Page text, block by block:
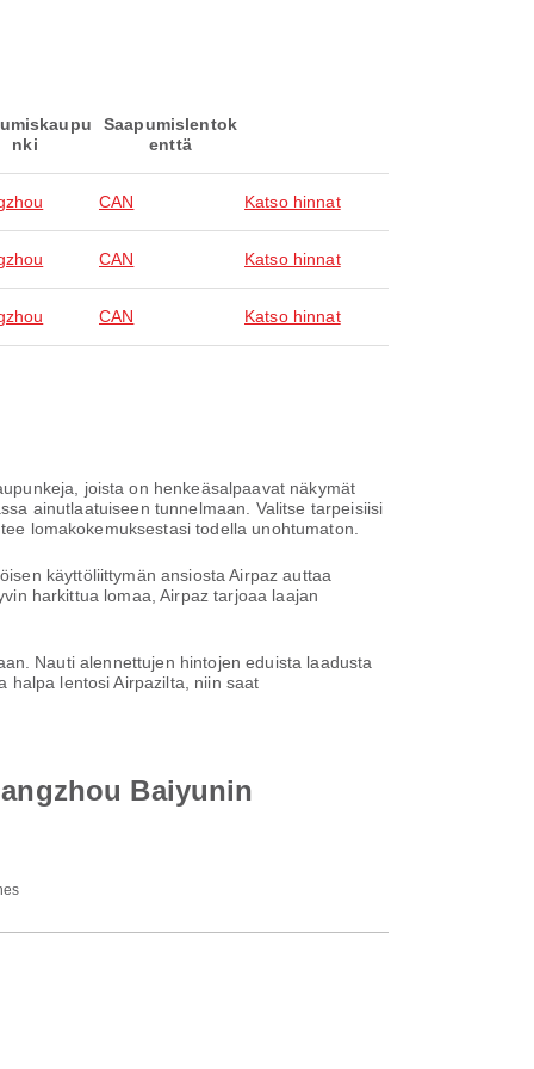
nki
Saapumislentok
enttä
CAN Katso hinnat
CAN Katso hinnat
CAN Katso hinnat
joista on henkeäsalpaavat näkymät
ainutlaatuiseen tunnelmaan. Valitse tarpeisiisi
lomakokemuksestasi todella unohtumaton.
käyttöliittymän ansiosta Airpaz auttaa
harkittua lomaa, Airpaz tarjoaa laajan
Nauti alennettujen hintojen eduista laadusta
halpa lentosi Airpazilta, niin saat
Baiyunin